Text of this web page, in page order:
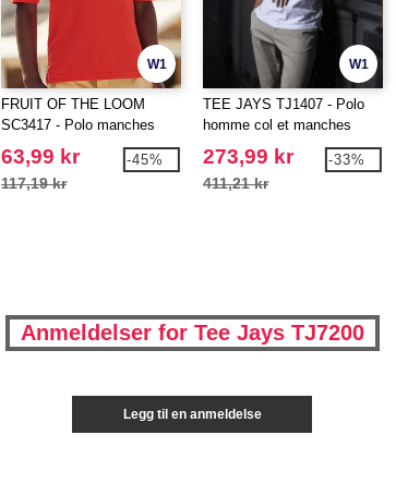
W1
FRUIT OF THE LOOM
SC3417 - Polo manches
longues enfant
63,99 kr
117,19 kr
-45%
W1
TEE JAYS TJ1407 - Polo
homme col et manches
273,99 kr
411,21 kr
-33%
Anmeldelser for Tee Jays TJ7200
Legg til en anmeldelse